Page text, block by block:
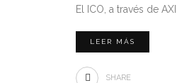
El ICO, a través de
LEER MÁS
SHARE